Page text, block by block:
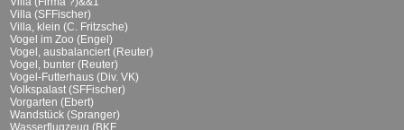
Villa (SFFischer)
Villa, klein (C. Fritzsche)
Vogel im Zoo (Engel)
Vogel, ausbalanciert (Reuter)
Vogel, bunter (Reuter)
Vogel-Futterhaus (Div. VK)
Volkspalast (SFFischer)
Vorgarten (Ebert)
Wandstück (Spranger)
Wasserflugzeug (BKF